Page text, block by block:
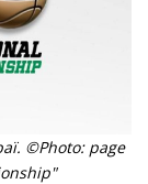
©Photo: page